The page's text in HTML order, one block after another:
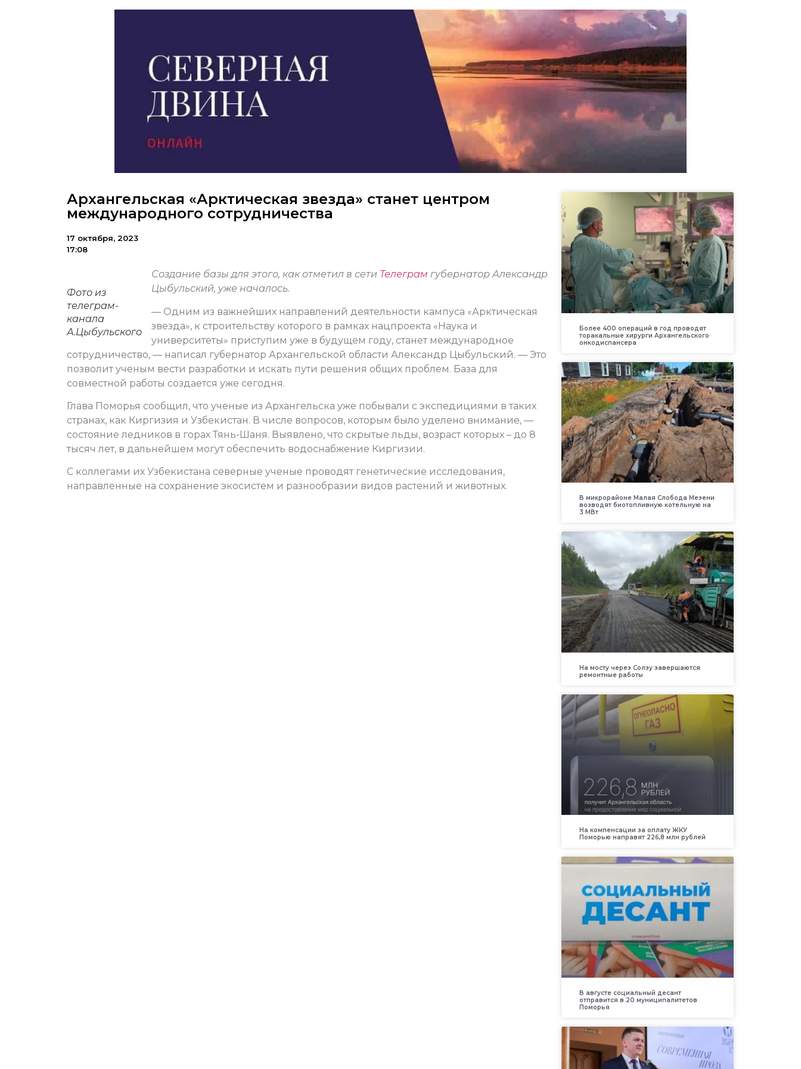
Архангельская «Арктическая звезда» станет центром
международного сотрудничества
17 октября, 2023
17:08
Фото из
телеграм-
канала
А.Цыбульского
Создание базы для этого, как отметил в сети Телеграм губернатор Александр
Цыбульский, уже началось.
— Одним из важнейших направлений деятельности кампуса «Арктическая
звезда», к строительству которого в рамках нацпроекта «Наука и
университеты» приступим уже в будущем году, станет международное
сотрудничество, — написал губернатор Архангельской области Александр Цыбульский. — Это
позволит ученым вести разработки и искать пути решения общих проблем. База для
совместной работы создается уже сегодня.
Глава Поморья сообщил, что ученые из Архангельска уже побывали с экспедициями в таких
странах, как Киргизия и Узбекистан. В числе вопросов, которым было уделено внимание, —
состояние ледников в горах Тянь-Шаня. Выявлено, что скрытые льды, возраст которых – до 8
тысяч лет, в дальнейшем могут обеспечить водоснабжение Киргизии.
С коллегами их Узбекистана северные ученые проводят генетические исследования,
направленные на сохранение экосистем и разнообразии видов растений и животных.
Более 400 операций в год проводят
торакальные хирурги Архангельского
онкодиспансера
В микрорайоне Малая Слобода Мезени
возводят биотопливную котельную на
3 МВт
На мосту через Солзу завершаются
ремонтные работы
На компенсации за оплату ЖКУ
Поморью направят 226,8 млн рублей
В августе социальный десант
отправится в 20 муниципалитетов
Поморья